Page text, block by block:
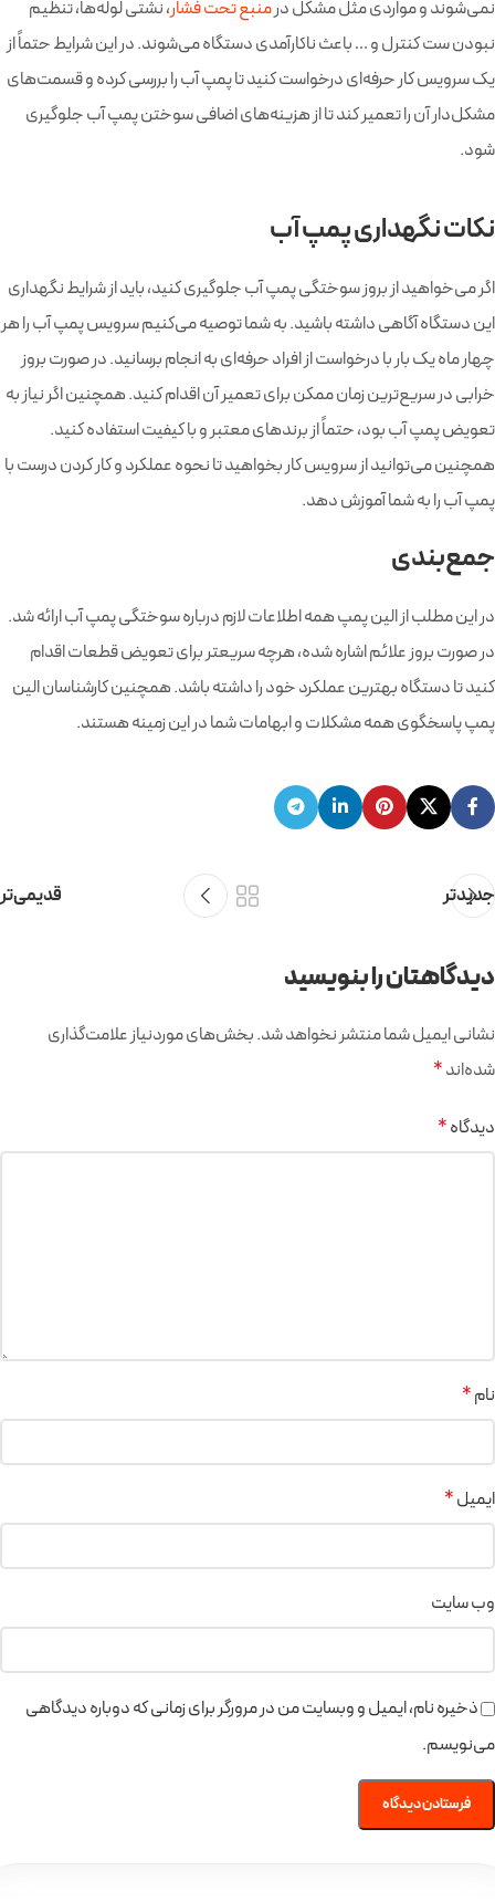
نمی‌شوند و مواردی مثل مشکل درمنبع تحت فشار، نشتی لوله‌ها، تنظیم
نبودن ست کنترل و … باعث ناکارآمدی دستگاه می‌شوند. در این شرایط حتماً از
یک سرویس کار حرفه‌ای درخواست کنید تا پمپ آب را بررسی کرده و قسمت‌های
مشکل‌دار آن را تعمیر کند تا از هزینه‌های اضافی سوختن پمپ آب جلوگیری
شود.
نکات نگهداری پمپ آب
اگر می‌خواهید از بروز سوختگی پمپ آب جلوگیری کنید، باید از شرایط نگهداری
این دستگاه آگاهی داشته باشید. به شما توصیه می‌کنیم سرویس پمپ آب را هر
چهار ماه یک بار با درخواست از افراد حرفه‌ای به انجام برسانید. در صورت بروز
خرابی در سریع‌ترین زمان ممکن برای تعمیر آن اقدام کنید. همچنین اگر نیاز به
تعویض پمپ آب بود، حتماً از برندهای معتبر و با کیفیت استفاده کنید.
همچنین می‌توانید از سرویس کار بخواهید تا نحوه عملکرد و کار کردن درست با
پمپ آب را به شما آموزش دهد.
جمع‌بندی
در این مطلب از الین پمپ همه اطلاعات لازم درباره سوختگی پمپ آب ارائه شد.
در صورت بروز علائم اشاره شده، هرچه سریعتر برای تعویض قطعات اقدام
کنید تا دستگاه بهترین عملکرد خود را داشته باشد. همچنین کارشناسان الین
پمپ پاسخگوی همه مشکلات و ابهامات شما در این زمینه هستند.
جدیدتر قدیمی‌تر
دیدگاهتان را بنویسید
نشانی ایمیل شما منتشر نخواهد شد.بخش‌های موردنیاز علامت‌گذاری
شده‌اند*
دیدگاه*
نام*
ایمیل*
وب‌ سایت
ذخیره نام، ایمیل و وبسایت من در مرورگر برای زمانی که دوباره دیدگاهی
می‌نویسم.